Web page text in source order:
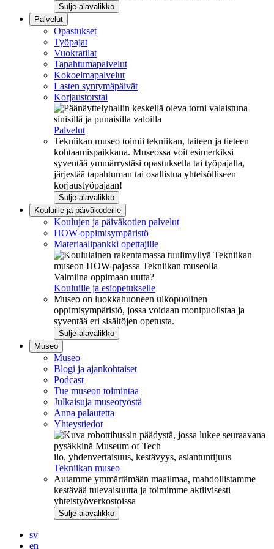
Sulje alavalikko
Palvelut
Opastukset
Työpajat
Vuokratilat
Tapahtumapalvelut
Kokoelmapalvelut
Lasten syntymäpäivät
Korjaustorstai
Palvelut
Tekniikan museo toimii tekniikan, taiteen ja tieteen
kohtaamispaikkana. Museossa voit esimerkiksi
syventää ymmärrystäsi opastuksella tai työpajalla,
järjestää tapahtuman tai osallistua yhteisölliseen
korjaustyöpajaan!
Sulje alavalikko
Kouluille ja päiväkodeille
Koulujen ja päiväkotien palvelut
HOW-oppimisympäristö
Materiaalipankki opettajille
Valmiina oppimaan uutta?
Kouluille ja esiopetukselle
Museo on luokkahuoneen ulkopuolinen
oppimisympäristö, jossa voidaan monipuolistaa ja
syventää eri sisältöjen opetusta.
Sulje alavalikko
Museo
Museo
Blogi ja ajankohtaiset
Podcast
Tue museon toimintaa
Julkaisuja museotyöstä
Anna palautetta
Yhteystiedot
ilo, yhdenvertaisuus, kestävyys, asiantuntijuus
Tekniikan museo
Autamme ymmärtämään maailmaa, mahdollistamme
kestävää tulevaisuutta ja toimimme aktiivisesti
yhteistyöverkostoissa
Sulje alavalikko
sv
en